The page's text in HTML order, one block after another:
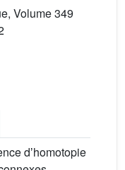
Volume 349
dʼhomotopie